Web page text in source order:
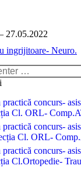
27.05.2022
ingrijitoare- Neuro.
concurs-
Cl. ORL-
concurs-
Cl. ORL-
concurs-
Cl.Ortopedie-